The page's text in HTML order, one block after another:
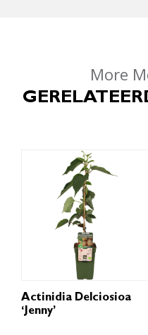
More
Actinidia Delciosioa
‘Jenny’